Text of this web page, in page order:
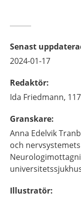
Senast
2024-01-17
Redaktör:
Ida Friedmann,
Granskare:
Anna Edelvik
och
Illustratör: